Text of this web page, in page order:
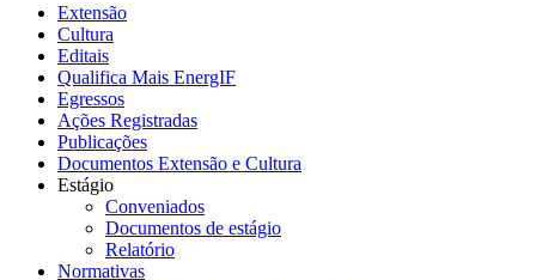
Extensão
Cultura
Editais
Qualifica Mais EnergIF
Egressos
Ações Registradas
Publicações
Documentos Extensão e Cultura
Estágio
Conveniados
Documentos de estágio
Relatório
Normativas